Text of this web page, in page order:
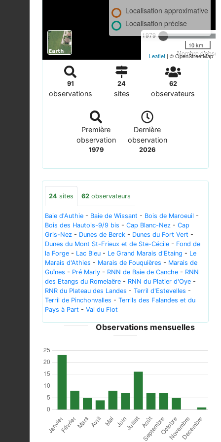
1979
Nombre
Localisation approximative
Localisation précise
10 km
Leaflet | © OpenStreetMap
91
observations
24
sites
62
observateurs
Première
observation
1979
Dernière
observation
2026
24 sites 62 observateurs
Baie d'Authie - Baie de Wissant - Bois de Maroeuil -
Bois des Hautois-9/9 bis - Cap Blanc-Nez - Cap
Gris-Nez - Dunes de Berck - Dunes du Fort Vert -
Dunes du Mont St-Frieux et de Ste-Cécile - Fond de
la Forge - Lac Bleu - Le Grand Marais d'Etaing - Le
Marais d'Athies - Marais de Fouquières - Marais de
Guînes - Pré Marly - RNN de Baie de Canche - RNN
des Etangs du Romelaëre - RNN du Platier d'Oye -
RNR du Plateau des Landes - Terril d'Estevelles -
Terril de Pinchonvalles - Terrils des Falandes et du
Pays à Part - Val du Flot
Observations mensuelles